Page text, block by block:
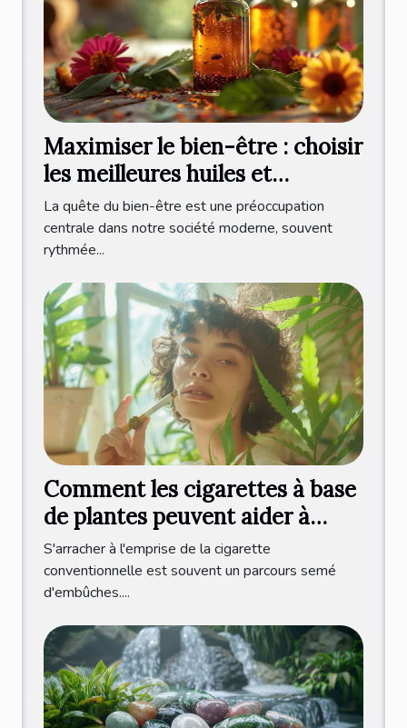
Maximiser le bien-être : choisir
les meilleures huiles et
infusions CBD
La quête du bien-être est une préoccupation
centrale dans notre société moderne, souvent
rythmée...
Comment les cigarettes à base
de plantes peuvent aider à
arrêter de fumer
S'arracher à l'emprise de la cigarette
conventionnelle est souvent un parcours semé
d'embûches....